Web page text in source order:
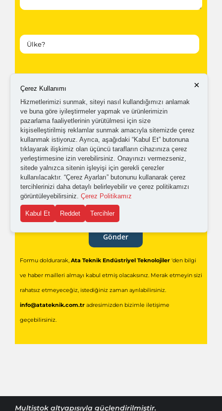
olabilmem için tarafıma
gönderilmesini kabul ediyorum.
Kişisel verilerimin işlenmesine yönelik aydınlatma ve
açık rıza metni'ni okudum,onaylıyorum.
Gönder
Formu doldurarak, Ata Teknik Endüstriyel Teknolojiler'den bilgi
ve haber mailleri almayı kabul etmiş olacaksınız. Merak etmeyin sizi
rahatsız etmeyeceğiz, istediğiniz zaman ayrılabilirsiniz.
info@atateknik.com.tradresimizden bizimle iletişime
geçebilirsiniz.
Multistok altyapısıyla güçlendirilmiştir.
×
Çerez Kullanımı
Hizmetlerimizi sunmak, siteyi nasıl kullandığımızı anlamak
ve buna göre iyileştirmeler yapmak ve ürünlerimizin
pazarlama faaliyetlerinin yürütülmesi için size
kişiselleştirilmiş reklamlar sunmak amacıyla sitemizde çerez
kullanmak istiyoruz. Ayrıca, aşağıdaki “Kabul Et” butonuna
tıklayarak ilişkimiz olan üçüncü tarafların cihazınıza çerez
yerleştirmesine izin verebilirsiniz. Onayınızı vermezseniz,
sitede yalnızca sitenin işleyişi için gerekli çerezler
kullanılacaktır. “Çerez Ayarları” butonunu kullanarak çerez
tercihlerinizi daha detaylı belirleyebilir ve çerez politikamızı
görüntüleyebilirsiniz. Çerez Politikamız
Kabul Et Reddet Tercihler